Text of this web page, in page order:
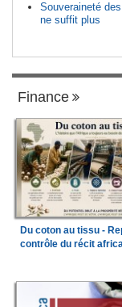
Souveraineté
ne suffit plus
Finance
Du coton au tissu -
contrôle du récit